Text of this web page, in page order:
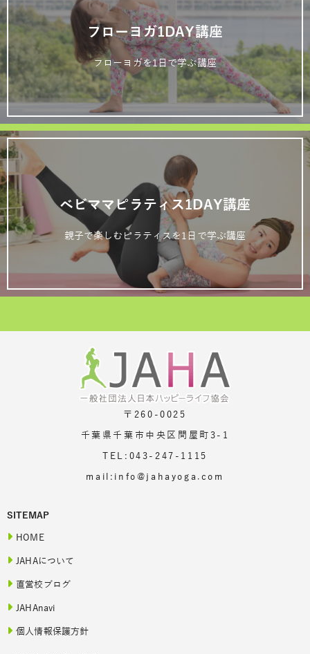
フローヨガ1DAY講座
フローヨガを1日で学ぶ講座
ベビママピラティス1DAY講座
親子で楽しむピラティスを1日で学ぶ講座
〒260-0025
千葉県千葉市中央区問屋町3-1
TEL:043-247-1115
mail:info@jahayoga.com
SITEMAP
HOME
JAHAについて
直営校ブログ
JAHAnavi
個人情報保護方針